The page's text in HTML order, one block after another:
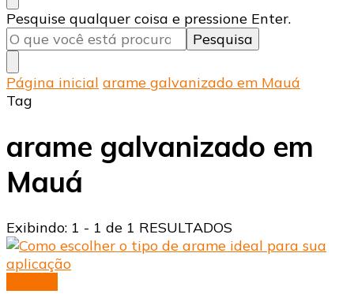
Procurando
algo?
Pesquise qualquer coisa e pressione Enter.
Página inicial arame galvanizado em Mauá
Tag
arame galvanizado em
Mauá
Exibindo: 1 - 1 de 1 RESULTADOS